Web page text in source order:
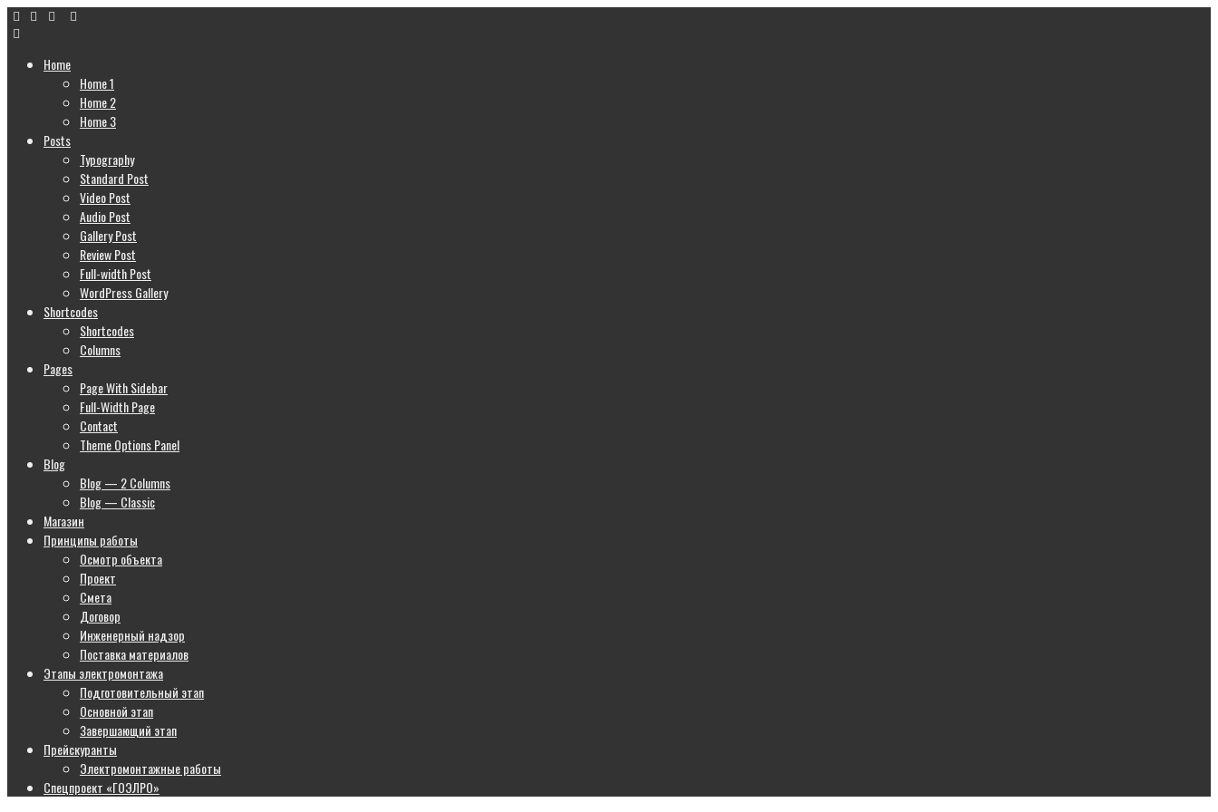
Home
Home 1
Home 2
Home 3
Posts
Typography
Standard Post
Video Post
Audio Post
Gallery Post
Review Post
Full-width Post
WordPress Gallery
Shortcodes
Shortcodes
Columns
Pages
Page With Sidebar
Full-Width Page
Contact
Theme Options Panel
Blog
Blog — 2 Columns
Blog — Classic
Магазин
Принципы работы
Осмотр объекта
Проект
Смета
Договор
Инженерный надзор
Поставка материалов
Этапы электромонтажа
Подготовительный этап
Основной этап
Завершающий этап
Прейскуранты
Электромонтажные работы
Спецпроект «ГОЭЛРО»